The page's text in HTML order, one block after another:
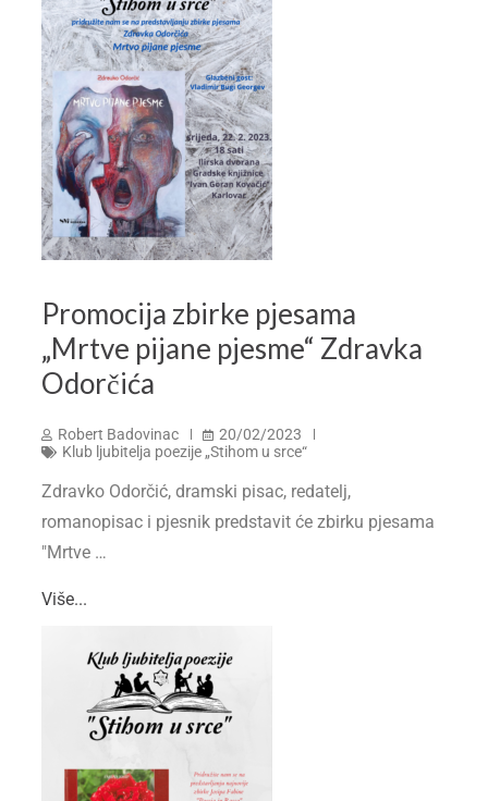
Promocija zbirke pjesama
„Mrtve pijane pjesme“ Zdravka
Odorčića
Robert Badovinac
20/02/2023
Klub ljubitelja poezije „Stihom u srce“
Zdravko Odorčić, dramski pisac, redatelj,
romanopisac i pjesnik predstavit će zbirku pjesama
"Mrtve …
Više...